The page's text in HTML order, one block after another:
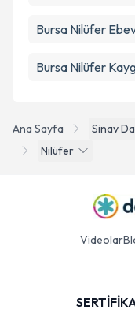
Ana Sayfa Sinav
Nilüfer
Bursa Nilüfer
Bursa Nilüfer
Videolar